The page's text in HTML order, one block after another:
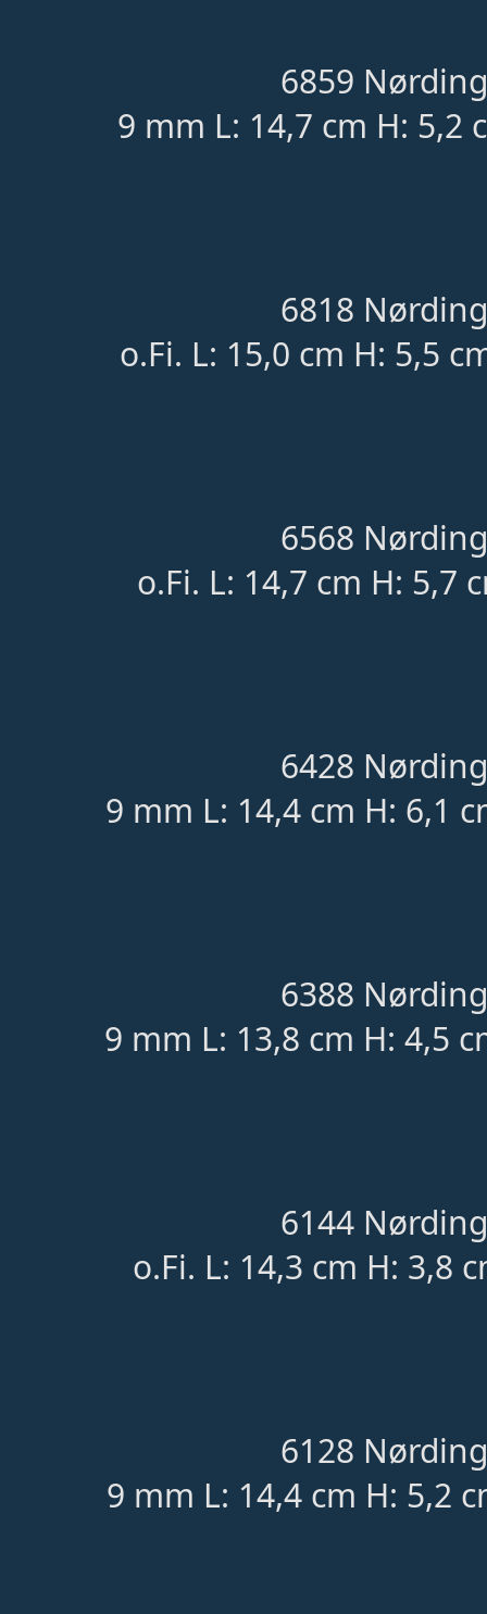
6859
9 mm L: 14,7 cm H: 5,2
6818
o.Fi. L: 15,0 cm H: 5,5
6568
o.Fi. L: 14,7 cm H: 5,7
6428
9 mm L: 14,4 cm H: 6,1
6388
9 mm L: 13,8 cm H: 4,5
6144
o.Fi. L: 14,3 cm H: 3,8
6128
9 mm L: 14,4 cm H: 5,2